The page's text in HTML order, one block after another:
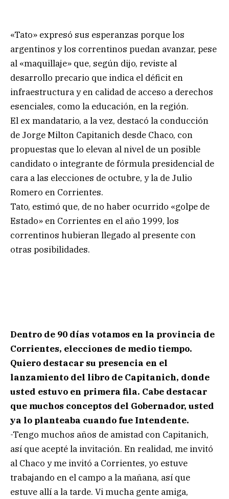
«Tato» expresó sus esperanzas porque los
argentinos y los correntinos puedan avanzar, pese
al «maquillaje» que, según dijo, reviste al
desarrollo precario que indica el déficit en
infraestructura y en calidad de acceso a derechos
esenciales, como la educación, en la región.
El ex mandatario, a la vez, destacó la conducción
de Jorge Milton Capitanich desde Chaco, con
propuestas que lo elevan al nivel de un posible
candidato o integrante de fórmula presidencial de
cara a las elecciones de octubre, y la de Julio
Romero en Corrientes.
Tato, estimó que, de no haber ocurrido «golpe de
Estado» en Corrientes en el año 1999, los
correntinos hubieran llegado al presente con
otras posibilidades.
Dentro de 90 días votamos en la provincia de
Corrientes, elecciones de medio tiempo.
Quiero destacar su presencia en el
lanzamiento del libro de Capitanich, donde
usted estuvo en primera fila. Cabe destacar
que muchos conceptos del Gobernador, usted
ya lo planteaba cuando fue Intendente.
-Tengo muchos años de amistad con Capitanich,
así que acepté la invitación. En realidad, me invitó
al Chaco y me invitó a Corrientes, yo estuve
trabajando en el campo a la mañana, así que
estuve allí a la tarde. Vi mucha gente amiga,